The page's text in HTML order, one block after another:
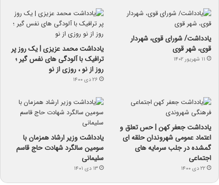
یادداشت/ شورای قوی، شهردار
قوی، شهر قوی
۱۱ شهریور ۱۴۰۲
یادداشت محمد عزیزی | یک روز پر
ترافیک با آلودگی های نفس گیر ؛
روز از نو ، روزی از نو
۲۶ دی ۱۴۰۰
یادداشت جعفر کهن | حس تعلق و
اعتماد عمومی شهروندان حلقه ای
گمشده در جلب سرمایه های
اجتماعی
۲۲ دی ۱۴۰۰
یادداشت وزیر ارشاد همزمان با
سومین سالگرد شهادت حاج قاسم
سلیمانی
۱۳ دی ۱۴۰۱